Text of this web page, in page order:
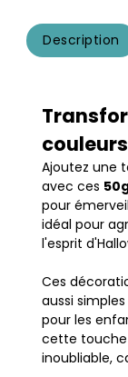
Description
Ajoutez une
avec ces
pour
idéal pour
l'esprit
Ces
aussi
pour les
cette touche
inoubliable,